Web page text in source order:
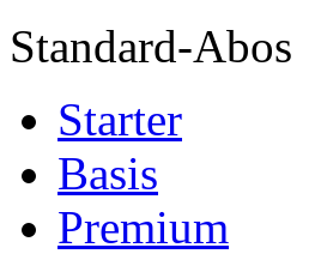
Standard-Abos
Starter
Basis
Premium